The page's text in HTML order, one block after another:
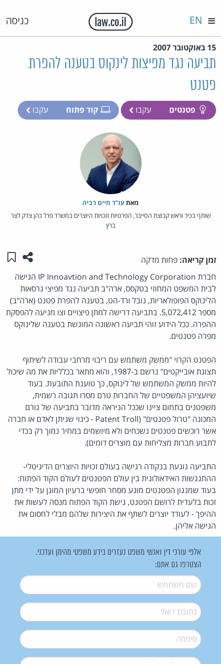
כניסה EN
15 באוקטובר 2007
תביעה נגד מפיצות לינקוס בטענה להפרת
פטנט
פטנטים עקבו קוד פתוח עקבו
מאת‏עו"ד חיים רביה
שותף בכיר וראש קבוצת הסייבר, הפרטיות וזכויות היוצרים במשרד פרל כהן צדק לצר
ברץ
זמן קריאה: פחות מדקה שתפו
חברת IP Innoavtion and Technology Corporation הגישה
לבית המשפט המחוזי בטקסס, ארה"ב תביעה נגד מפיצי גרסאות
הלינוקס הפופולאריות, נובל ורד-הט, בטענה להפרת פטנט (ארה"ב)
מספר 5,072,412. בתביעה דרישה למתן פיצויים וצו מניעה להפסקת
ההפרה. ככל הידוע זוהי תביעה ראשונה המוגשת בטענה שלינוקס
מפרה פטנטים.
הפטנט הקרוי "ממשק משתמש עם ריבוי מרחבי עבודה לשיתוף
תצוגת אובייקטים" נרשם ב-1987, והוא מתאר בכלליות את מה שיכול
להיות ממשק המשתמש של לינוקס, כך טוענת התובעת. בעוד
שיועציהן המשפטיים של החברות טרם מסרו תגובה רשמית,
משפטנים בתחום ציינו שככל הניראה מדובר בתביעה של גורם
המכונה "טרול פטנטים" (Patent Troll - כינוי שניתן לאדם או חברה
אשר רוכשים פטנטים נשכחים ולא מיושמים במחיר נמוך רק בכדי
לתבוע חברות מצליחות עם מוצרים דומים).
התביעה נוגעת בנקודה רגישה בעולם זכויות היוצרים הדיגיטלי-
ההתנגשות האידאולוגית בין עולם הפטנטים לעולם הקוד הפתוח:
בעוד שמנגון הפטנטים מונע מסחר חופשי ברעיון המוגן על ידי מתן
זכות בלעדית לרושם הפטנט, גישת הקוד הפתוח מנסה לעשות את
ההיפך - לעודד יוצרים לשתף את היצירות שלהם מבלי לחסום את
הגישה אליהן.
אלפי עורכי דין ואנשי משפט נעזרים בידע משפטי מהימן ועדכני.
הצטרפו גם אתם:
שם משתמש*
דואל*
סיסמה*